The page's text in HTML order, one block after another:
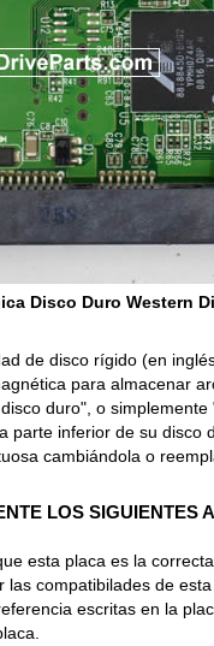
Disco Duro Western
de disco rígido (en
para almacenar
duro", o
inferior de su disco
cambiándola o
LOS SIGUIENTES
esta placa es la
compatibilades de esta
escritas en la